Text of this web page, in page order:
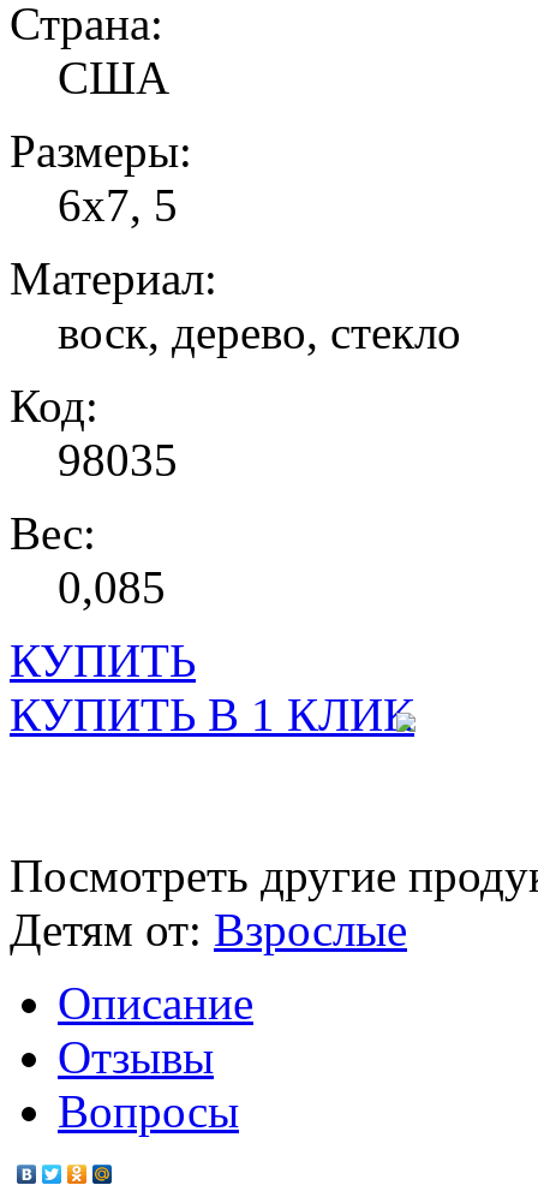
Страна:
США
Размеры:
6х7, 5
Материал:
воск, дерево, стекло
Код:
98035
Вес:
0,085
КУПИТЬ
КУПИТЬ В 1 КЛИК
Посмотреть другие
Детям от: Взрослые
Описание
Отзывы
Вопросы